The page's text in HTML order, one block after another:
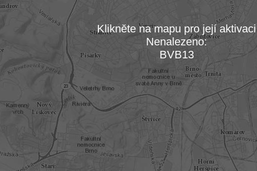
Načítám mapu…
Klikněte na mapu pro její aktivaci
Nenalezeno:
BVB13